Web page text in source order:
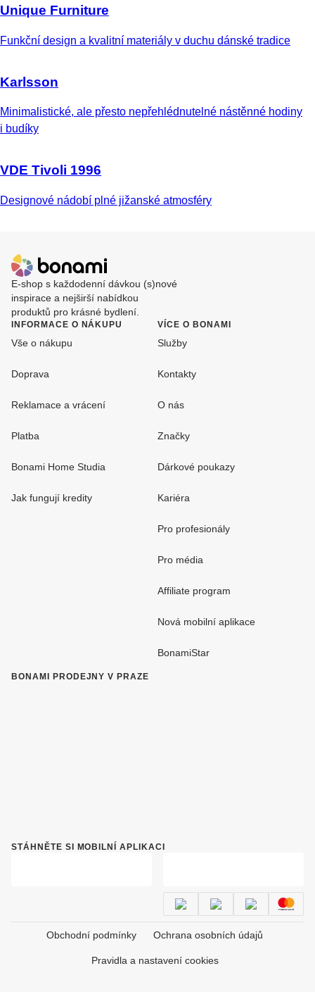
Unique Furniture
Funkční design a kvalitní materiály v duchu dánské tradice
Karlsson
Minimalistické, ale přesto nepřehlédnutelné nástěnné hodiny
i budíky
VDE Tivoli 1996
Designové nádobí plné jižanské atmosféry
E-shop s každodenní dávkou (s)nové
inspirace a nejširší nabídkou
produktů pro krásné bydlení.
INFORMACE O NÁKUPU
Vše o nákupu
Doprava
Reklamace a vrácení
Platba
Bonami Home Studia
Jak fungují kredity
VÍCE O BONAMI
Služby
Kontakty
O nás
Značky
Dárkové poukazy
Kariéra
Pro profesionály
Pro média
Affiliate program
Nová mobilní aplikace
BonamiStar
BONAMI PRODEJNY V PRAZE
STÁHNĚTE SI MOBILNÍ APLIKACI
Obchodní podmínky Ochrana osobních údajů
Pravidla a nastavení cookies